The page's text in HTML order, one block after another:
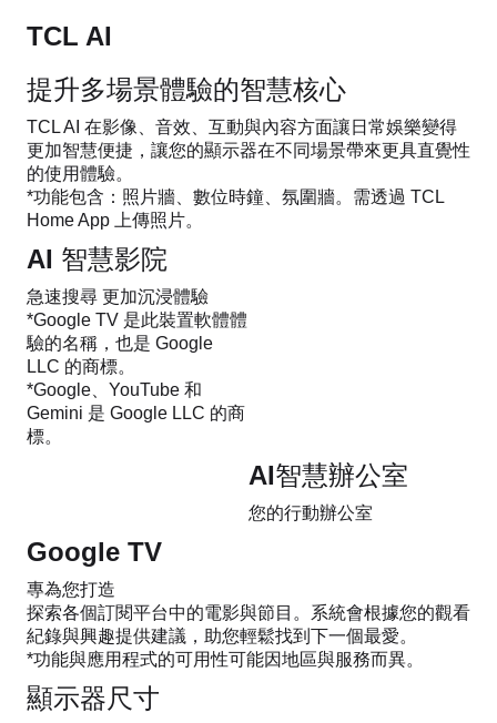
TCL AI
提升多場景體驗的智慧核心
TCL AI 在影像、音效、互動與內容方面讓日常娛樂變得
更加智慧便捷，讓您的顯示器在不同場景帶來更具直覺性
的使用體驗。
*功能包含：照片牆、數位時鐘、氛圍牆。需透過 TCL
Home App 上傳照片。
AI 智慧影院
急速搜尋 更加沉浸體驗
*Google TV 是此裝置軟體體
驗的名稱，也是 Google
LLC 的商標。
*Google、YouTube 和
Gemini 是 Google LLC 的商
標。
AI智慧辦公室
您的行動辦公室
Google TV
專為您打造
探索各個訂閱平台中的電影與節目。系統會根據您的觀看
紀錄與興趣提供建議，助您輕鬆找到下一個最愛。
*功能與應用程式的可用性可能因地區與服務而異。
顯示器尺寸